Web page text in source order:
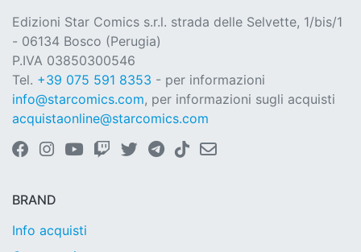
Edizioni Star Comics s.r.l. strada delle Selvette, 1/bis/1
- 06134 Bosco (Perugia)
P.IVA 03850300546
Tel. +39 075 591 8353 - per informazioni
info@starcomics.com, per informazioni sugli acquisti
acquistaonline@starcomics.com
BRAND
Info acquisti